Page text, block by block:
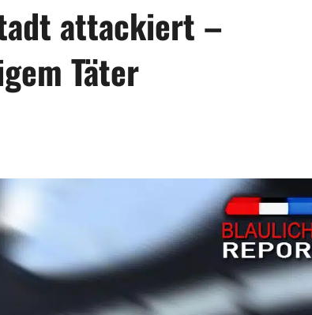
attackiert –
Täter